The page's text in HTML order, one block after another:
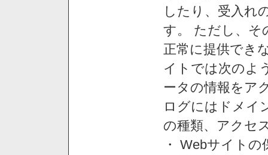
したり、受入れ
す。 ただし、そ
正常に提供でき
イトでは次のよ
ータの情報をア
ログにはドメイ
の種類、アクセ
・ Webサイトの